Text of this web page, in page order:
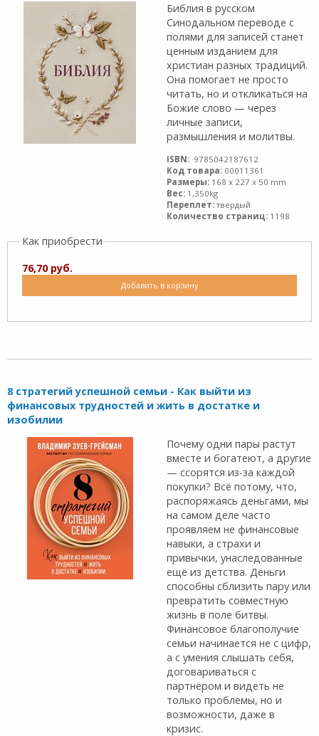
Библия в русском
Синодальном переводе с
полями для записей станет
ценным изданием для
христиан разных традиций.
Она помогает не просто
читать, но и откликаться на
Божие слово — через
личные записи,
размышления и молитвы.
ISBN: 9785042187612
Код товара: 00011361
Размеры: 168 x 227 x 50 mm
Вес: 1,350kg
Переплет: твердый
Количество страниц: 1198
Как приобрести
76,70 руб.
Добавить в корзину
8 стратегий успешной семьи - Как выйти из
финансовых трудностей и жить в достатке и
изобилии
Почему одни пары растут
вместе и богатеют, а другие
— ссорятся из-за каждой
покупки? Всё потому, что,
распоряжаясь деньгами, мы
на самом деле часто
проявляем не финансовые
навыки, а страхи и
привычки, унаследованные
ещё из детства. Деньги
способны сблизить пару или
превратить совместную
жизнь в поле битвы.
Финансовое благополучие
семьи начинается не с цифр,
а с умения слышать себя,
договариваться с
партнёром и видеть не
только проблемы, но и
возможности, даже в
кризис.